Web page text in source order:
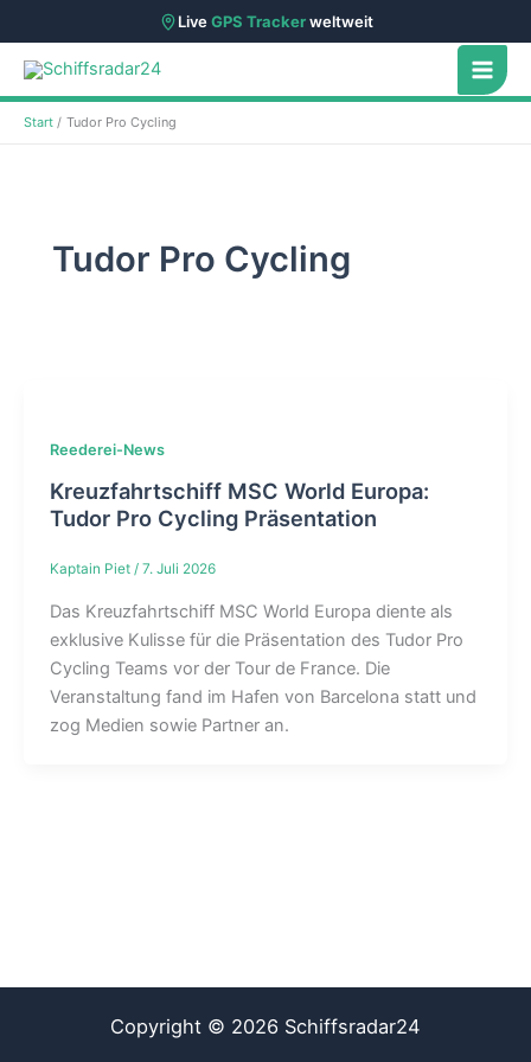
LiveGPS Trackerweltweit
Zum
Inhalt
springen
Start Tudor Pro Cycling
Tudor Pro Cycling
Reederei-News
Kreuzfahrtschiff MSC World Europa:
Tudor Pro Cycling Präsentation
Kaptain Piet / 7. Juli 2026
Das Kreuzfahrtschiff MSC World Europa diente als
exklusive Kulisse für die Präsentation des Tudor Pro
Cycling Teams vor der Tour de France. Die
Veranstaltung fand im Hafen von Barcelona statt und
zog Medien sowie Partner an.
Copyright © 2026 Schiffsradar24